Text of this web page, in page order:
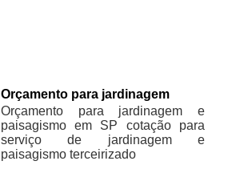
Orçamento para jardinagem
Orçamento para jardinagem e
paisagismo em SP cotação para
serviço de jardinagem e
paisagismo terceirizado